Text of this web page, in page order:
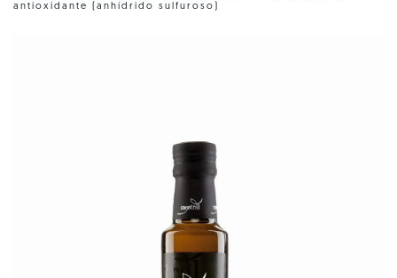
antioxidante (anhídrido sulfuroso)